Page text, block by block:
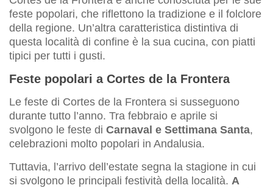
feste popolari, che riflettono la tradizione e il folclore
della regione. Un’altra caratteristica distintiva di
questa località di confine è la sua cucina, con piatti
tipici per tutti i gusti.
Feste popolari a Cortes de la Frontera
Le feste di Cortes de la Frontera si susseguono
durante tutto l’anno. Tra febbraio e aprile si
svolgono le feste di Carnaval e Settimana Santa,
celebrazioni molto popolari in Andalusia.
Tuttavia, l’arrivo dell’estate segna la stagione in cui
si svolgono le principali festività della località. A